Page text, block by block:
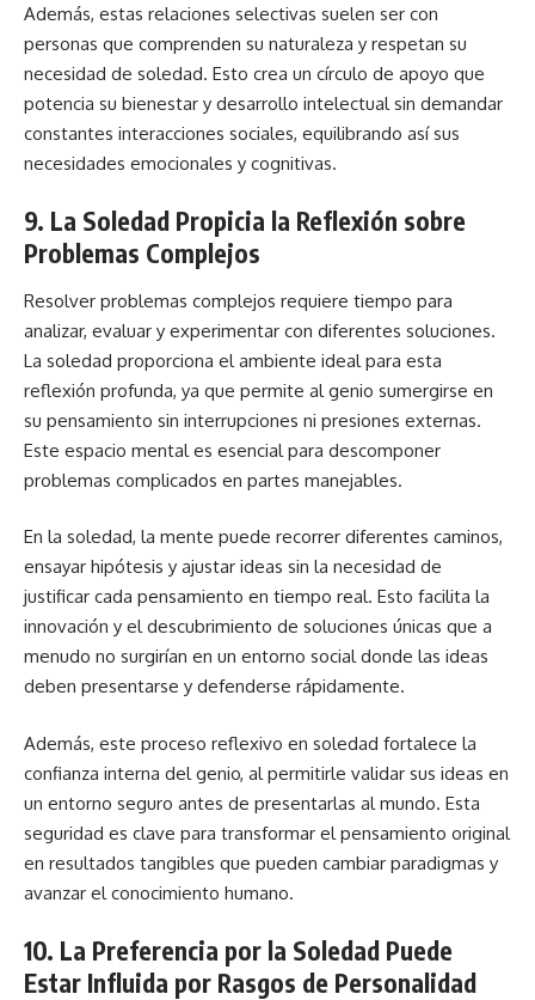
Además, estas relaciones selectivas suelen ser con
personas que comprenden su naturaleza y respetan su
necesidad de soledad. Esto crea un círculo de apoyo que
potencia su bienestar y desarrollo intelectual sin demandar
constantes interacciones sociales, equilibrando así sus
necesidades emocionales y cognitivas.
9. La Soledad Propicia la Reflexión sobre
Problemas Complejos
Resolver problemas complejos requiere tiempo para
analizar, evaluar y experimentar con diferentes soluciones.
La soledad proporciona el ambiente ideal para esta
reflexión profunda, ya que permite al genio sumergirse en
su pensamiento sin interrupciones ni presiones externas.
Este espacio mental es esencial para descomponer
problemas complicados en partes manejables.
En la soledad, la mente puede recorrer diferentes caminos,
ensayar hipótesis y ajustar ideas sin la necesidad de
justificar cada pensamiento en tiempo real. Esto facilita la
innovación y el descubrimiento de soluciones únicas que a
menudo no surgirían en un entorno social donde las ideas
deben presentarse y defenderse rápidamente.
Además, este proceso reflexivo en soledad fortalece la
confianza interna del genio, al permitirle validar sus ideas en
un entorno seguro antes de presentarlas al mundo. Esta
seguridad es clave para transformar el pensamiento original
en resultados tangibles que pueden cambiar paradigmas y
avanzar el conocimiento humano.
10. La Preferencia por la Soledad Puede
Estar Influida por Rasgos de Personalidad